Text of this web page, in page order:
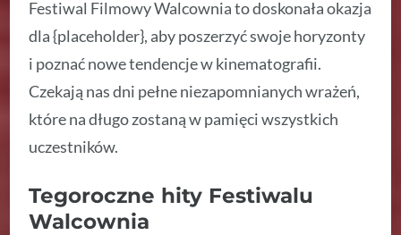
Festiwal Filmowy Walcownia to doskonała okazja
dla {placeholder}, aby poszerzyć swoje horyzonty
i poznać nowe tendencje w kinematografii.
Czekają nas dni pełne niezapomnianych wrażeń,
które na długo zostaną w pamięci wszystkich
uczestników.
Tegoroczne hity Festiwalu
Walcownia